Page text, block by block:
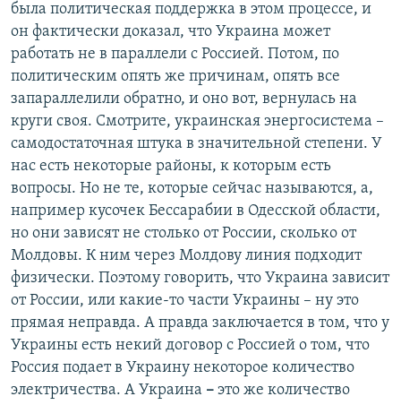
была политическая поддержка в этом процессе, и
он фактически доказал, что Украина может
работать не в параллели с Россией. Потом, по
политическим опять же причинам, опять все
запараллелили обратно, и оно вот, вернулась на
круги своя. Смотрите, украинская энергосистема –
самодостаточная штука в значительной степени. У
нас есть некоторые районы, к которым есть
вопросы. Но не те, которые сейчас называются, а,
например кусочек Бессарабии в Одесской области,
но они зависят не столько от России, сколько от
Молдовы. К ним через Молдову линия подходит
физически. Поэтому говорить, что Украина зависит
от России, или какие-то части Украины – ну это
прямая неправда. А правда заключается в том, что у
Украины есть некий договор с Россией о том, что
Россия подает в Украину некоторое количество
электричества. А Украина – это же количество